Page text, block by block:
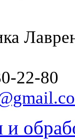
22-80